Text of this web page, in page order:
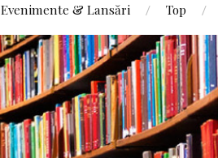
Evenimente & Lansări Top